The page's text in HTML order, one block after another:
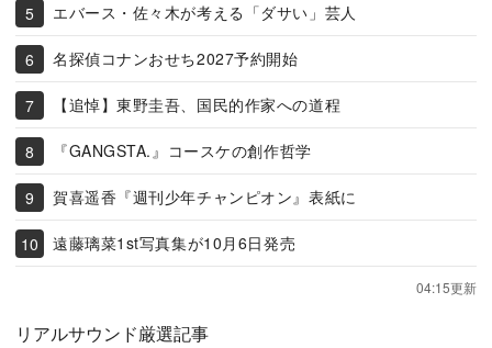
エバース・佐々木が考える「ダサい」芸人
名探偵コナンおせち2027予約開始
【追悼】東野圭吾、国民的作家への道程
『GANGSTA.』コースケの創作哲学
賀喜遥香『週刊少年チャンピオン』表紙に
遠藤璃菜1st写真集が10月6日発売
04:15更新
リアルサウンド厳選記事